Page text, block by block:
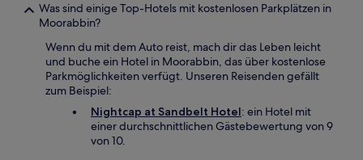
Was sind einige Top-Hotels mit kostenlosen Parkplätzen in
Moorabbin?
Wenn du mit dem Auto reist, mach dir das Leben leicht
und buche ein Hotel in Moorabbin, das über kostenlose
Parkmöglichkeiten verfügt. Unseren Reisenden gefällt
zum Beispiel:
Nightcap at Sandbelt Hotel: ein Hotel mit
einer durchschnittlichen Gästebewertung von 9
von 10.